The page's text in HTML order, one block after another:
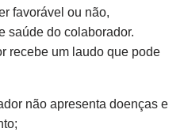
favorável ou não,
saúde do colaborador.
recebe um laudo que pode
não apresenta doenças e